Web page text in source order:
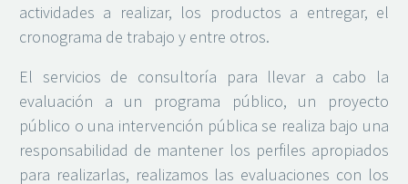
actividades a realizar, los productos a entregar, el
cronograma de trabajo y entre otros.
El servicios de consultoría para llevar a cabo la
evaluación a un programa público, un proyecto
público o una intervención pública se realiza bajo una
responsabilidad de mantener los perfiles apropiados
para realizarlas, realizamos las evaluaciones con los